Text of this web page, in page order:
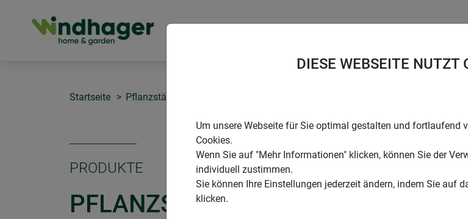
Startseite Pflanzstäbe
PRODUKTE
PFLANZSTAB KOKOS
DIESE WEBSEITE NUTZT
Um unsere Webseite für Sie optimal gestalten und fortlaufend
Cookies.
Wenn Sie auf "Mehr Informationen" klicken, können Sie der
individuell zustimmen.
Sie können Ihre Einstellungen jederzeit ändern, indem Sie auf
klicken.